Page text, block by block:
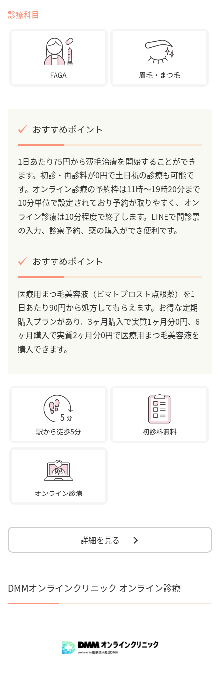
診療科目
おすすめポイント
1日あたり75円から薄毛治療を開始することができ
ます。初診・再診料が0円で土日祝の診療も可能で
す。オンライン診療の予約枠は11時～19時20分まで
10分単位で設定されており予約が取りやすく、オン
ライン診療は10分程度で終了します。LINEで問診票
の入力、診察予約、薬の購入ができ便利です。
おすすめポイント
医療用まつ毛美容液（ビマトプロスト点眼薬）を1
日あたり90円から処方してもらえます。お得な定期
購入プランがあり、3ヶ月購入で実質1ヶ月分0円、6
ヶ月購入で実質2ヶ月分0円で医療用まつ毛美容液を
購入できます。
詳細を見る
DMMオンラインクリニック オンライン診療